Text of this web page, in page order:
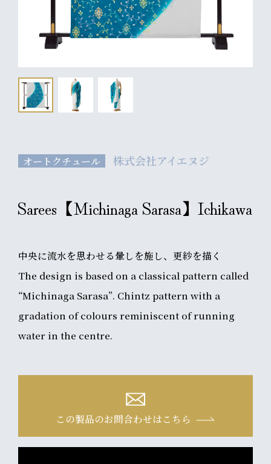
オートクチュール 株式会社アイエヌジ
Sarees【Michinaga Sarasa】Ichikawa
中央に流水を思わせる暈しを施し、更紗を描く
The design is based on a classical pattern called
“Michinaga Sarasa”. Chintz pattern with a
gradation of colours reminiscent of running
water in the centre.
この製品のお問合わせはこちら